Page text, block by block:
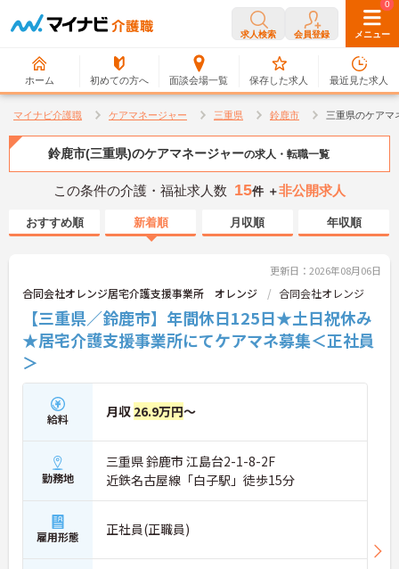
求人検索 会員登録 メニュー
ホーム 初めての方へ 面談会場一覧
0
保存した求人
0
最近見た求人
マイナビ介護職 ケアマネージャー 三重県 鈴鹿市 三重県のケアマ
鈴鹿市(三重県)のケアマネージャーの求人・転職一覧
この条件の介護・福祉求人数 15件 ＋非公開求人
おすすめ順 新着順 月収順 年収順
更新日：2026年08月06日
合同会社オレンジ居宅介護支援事業所 オレンジ 合同会社オレンジ
【三重県／鈴鹿市】年間休日125日★土日祝休み
★居宅介護支援事業所にてケアマネ募集＜正社員
＞
給料 月収 26.9万円～
勤務地
三重県 鈴鹿市 江島台2-1-8-2F
近鉄名古屋線「白子駅」徒歩15分
雇用形態 正社員(正職員)